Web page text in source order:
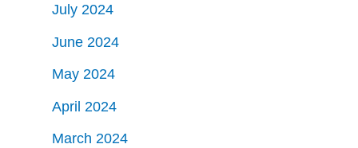
July 2024
June 2024
May 2024
April 2024
March 2024